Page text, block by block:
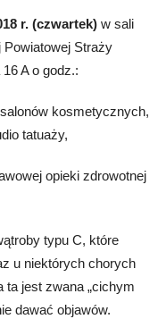
r. (czwartek) w sali
Straży
A o godz.:
kosmetycznych,
tatuaży,
opieki zdrowotnej
typu C, które
u niektórych chorych
ta jest zwana „cichym
dawać objawów.